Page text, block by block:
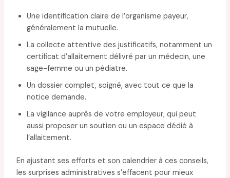
Une identification claire de l’organisme payeur,
généralement la mutuelle.
La collecte attentive des justificatifs, notamment un
certificat d’allaitement délivré par un médecin, une
sage-femme ou un pédiatre.
Un dossier complet, soigné, avec tout ce que la
notice demande.
La vigilance auprès de votre employeur, qui peut
aussi proposer un soutien ou un espace dédié à
l’allaitement.
En ajustant ses efforts et son calendrier à ces conseils,
les surprises administratives s’effacent pour mieux